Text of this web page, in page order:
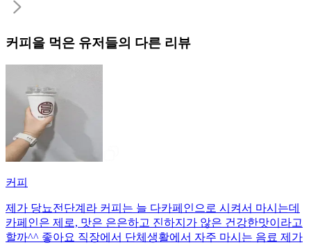
커피 을 먹은 유저들의 다른 리뷰
커피
제가 당뇨전단계라 커피는 늘 다카페인으로 시켜서 마시는데
카페인은 제로, 맛은 은은하고 진하지가 않은 건강한맛이라고
할까^^ 좋아요 직장에서 단체생활에서 자주 마시는 음료 제가